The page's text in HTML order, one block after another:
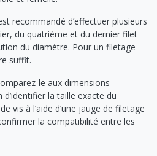
recommandé d’effectuer plusieurs
du quatrième et du dernier filet
du diamètre. Pour un filetage
suffit.
le aux dimensions
la taille exacte du
vis à l’aide d’une jauge de filetage
la compatibilité entre les